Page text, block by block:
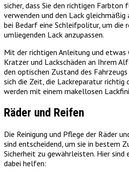
sicher, dass Sie den richtigen
verwenden und den Lack gleichmäßig
bei Bedarf eine Schleifpolitur, um die
umliegenden Lack anzupassen.
Mit der richtigen Anleitung und etwas
Kratzer und Lackschäden an Ihrem
den optischen Zustand des Fahrzeugs
sich die Zeit, die Lackreparatur richtig
werden mit einem makellosen
Räder und Reifen
Die Reinigung und Pflege der Räder
sind entscheidend, um sie in bestem
Sicherheit zu gewährleisten. Hier sind
dabei helfen: